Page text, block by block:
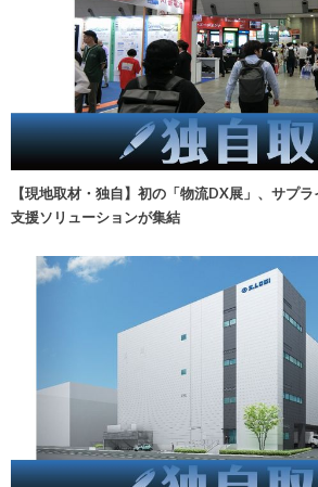
【現地取材・独自】初の「物流DX展」、サプ
支援ソリューションが集結